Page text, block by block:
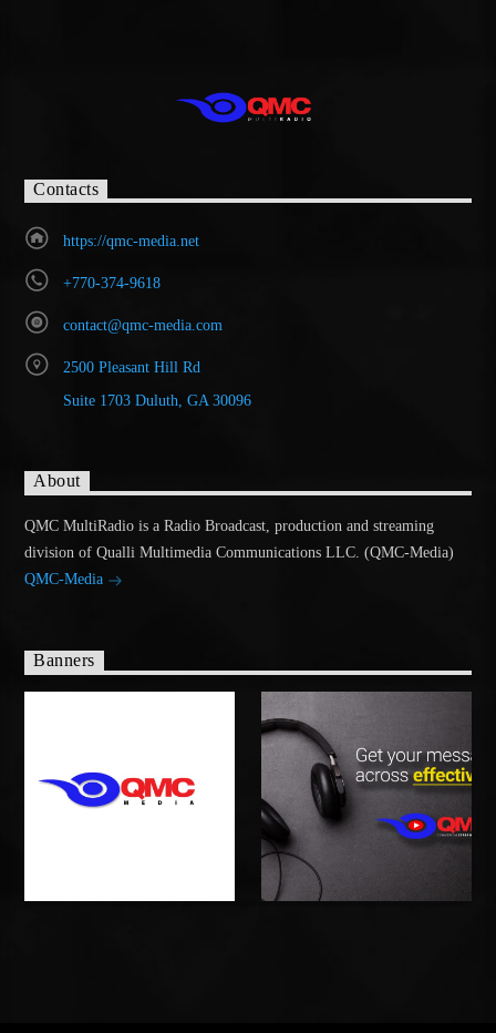
Contacts
https://qmc-media.net
+770-374-9618
contact@qmc-media.com
2500 Pleasant Hill Rd
Suite 1703 Duluth, GA 30096
About
QMC MultiRadio is a Radio Broadcast, production and streaming
division of Qualli Multimedia Communications LLC. (QMC-Media)
QMC-Media
Banners